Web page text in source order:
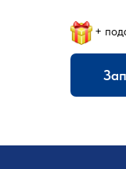
+